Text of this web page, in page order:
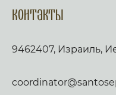
Контакты
9462407, Израиль,